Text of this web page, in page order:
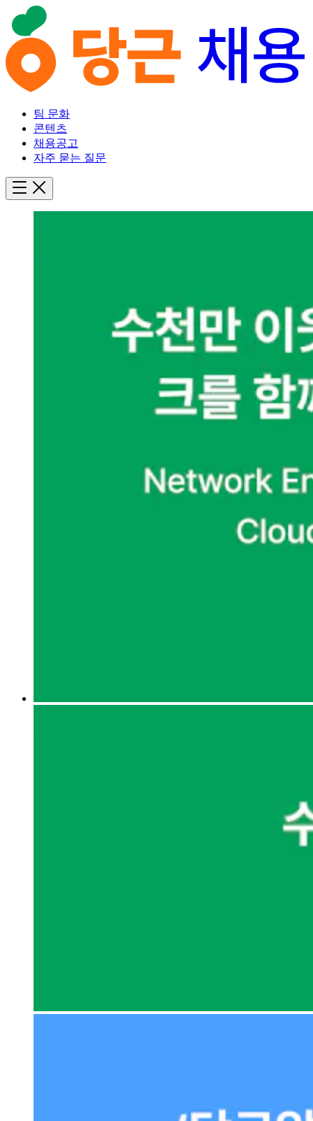
팀 문화
콘텐츠
채용공고
자주 묻는 질문